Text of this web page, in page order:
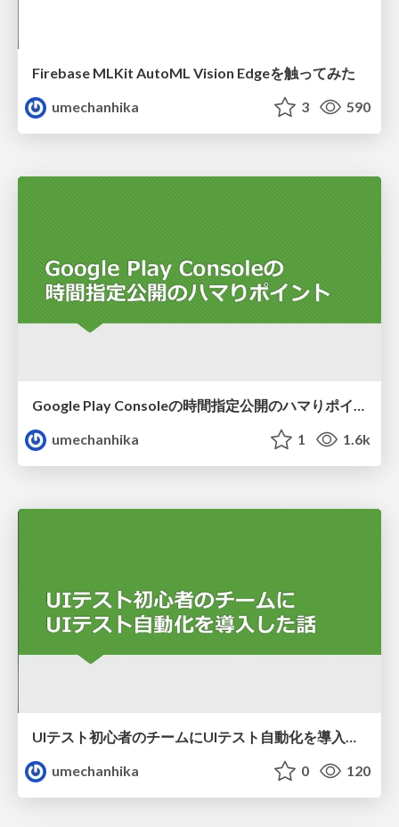
Firebase MLKit AutoML Vision Edgeを触ってみた
umechanhika
3 590
umechanhika
1 1.6k
UIテスト初心者のチームにUIテスト自動化を導入した話
umechanhika
0 120